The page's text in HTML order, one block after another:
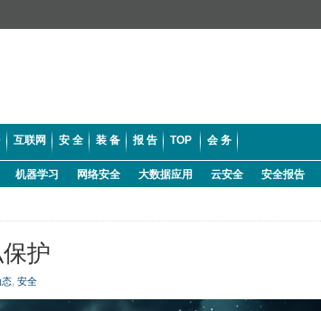
互联网 安 全 装 备 报 告 TOP 会 务
机器学习 网络安全 大数据应用 云安全 安全报告
护
态 安全